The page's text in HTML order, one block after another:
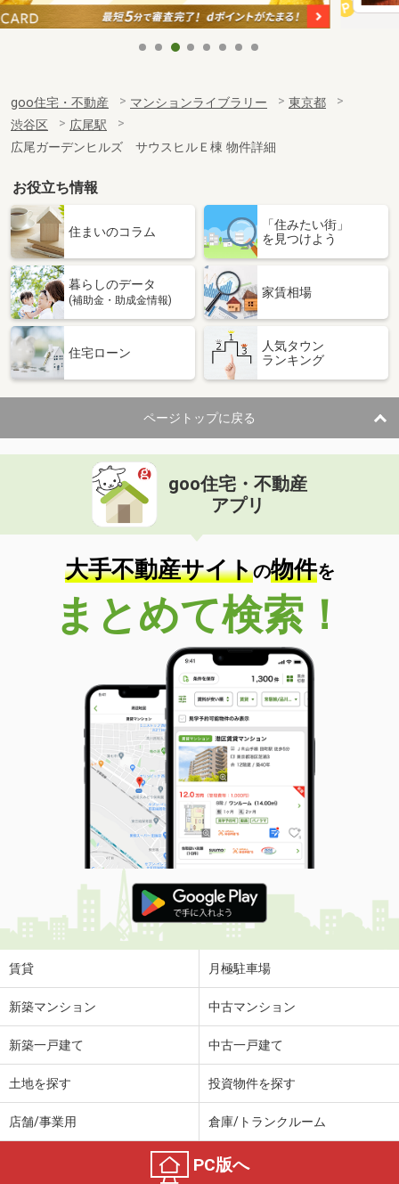
goo住宅・不動産 マンションライブラリー
東京都
渋谷区
広尾駅
広尾ガーデンヒルズ サウスヒルＥ棟 物件詳細
お役立ち情報
住まいのコラム
「住みたい街」
を見つけよう
暮らしのデータ
(補助金・助成金情報)
家賃相場
住宅ローン
人気タウン
ランキング
ページトップに戻る
goo住宅・不動産
アプリ
大手不動産サイトの物件を
まとめて検索！
賃貸 月極駐車場
新築マンション 中古マンション
新築一戸建て 中古一戸建て
土地を探す 投資物件を探す
店舗/事業用 倉庫/トランクルーム
PC版へ